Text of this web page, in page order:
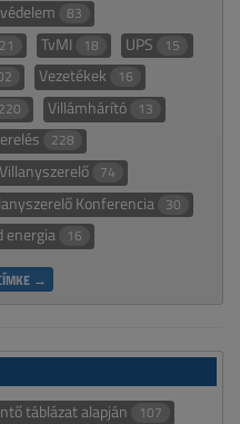
83
21 TvMI 18 UPS 15
Vezetékek 16
220 Villámhárító 13
228
Villanyszerelő 74
Konferencia 30
energia 16
→
táblázat alapján 107